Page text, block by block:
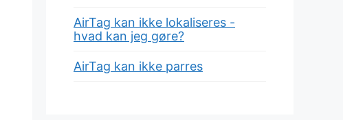
AirTag kan ikke lokaliseres -
hvad kan jeg gøre?
AirTag kan ikke parres